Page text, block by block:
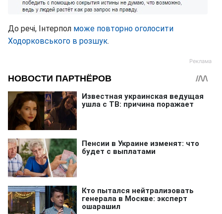
До речі, Інтерпол може повторно оголосити
Ходорковського в розшук.